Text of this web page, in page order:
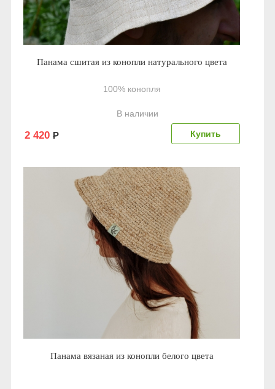
Панама сшитая из конопли натурального цвета
100% конопля
В наличии
2 420 Р
Панама вязаная из конопли белого цвета